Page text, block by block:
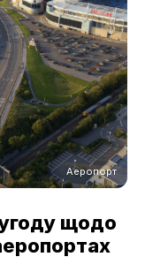
Аеропорт
щодо